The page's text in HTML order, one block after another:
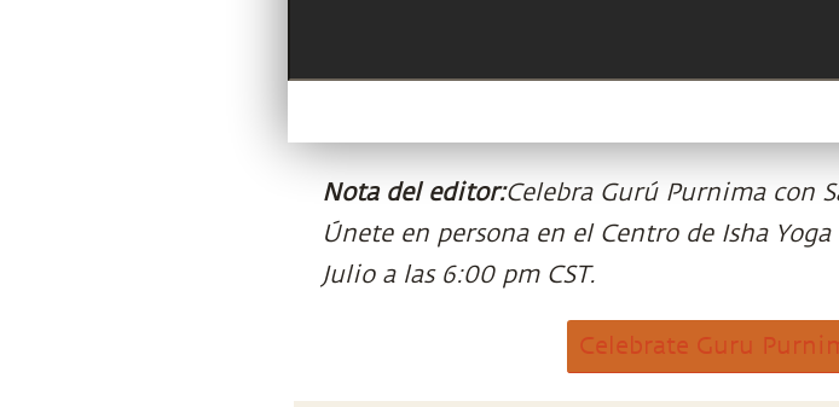
Nota del editor:Celebra Gurú Purnima con
Únete en persona en el Centro de Isha
Julio a las 6:00 pm CST.
Celebrate Guru